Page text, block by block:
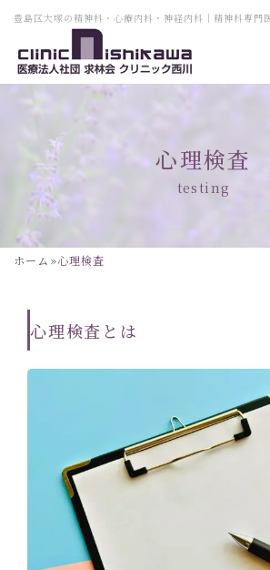
豊島区大塚の精神科・心療内科・神経内科｜精神科専門
心理検査
testing
ホーム »心理検査
心理検査とは